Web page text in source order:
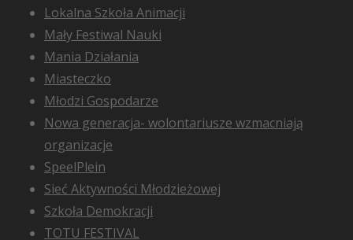
Lokalna Szkoła Animacji
Mały Festiwal Nauki
Mania Działania
Miasteczko
Młodzi Gospodarze
Nowa generacja- wolontariusze wzmacniają
organizacje
SpeelPlein
Sieć Aktywności Młodzieżowej
Szkoła Demokracji
TOTU FESTIVAL